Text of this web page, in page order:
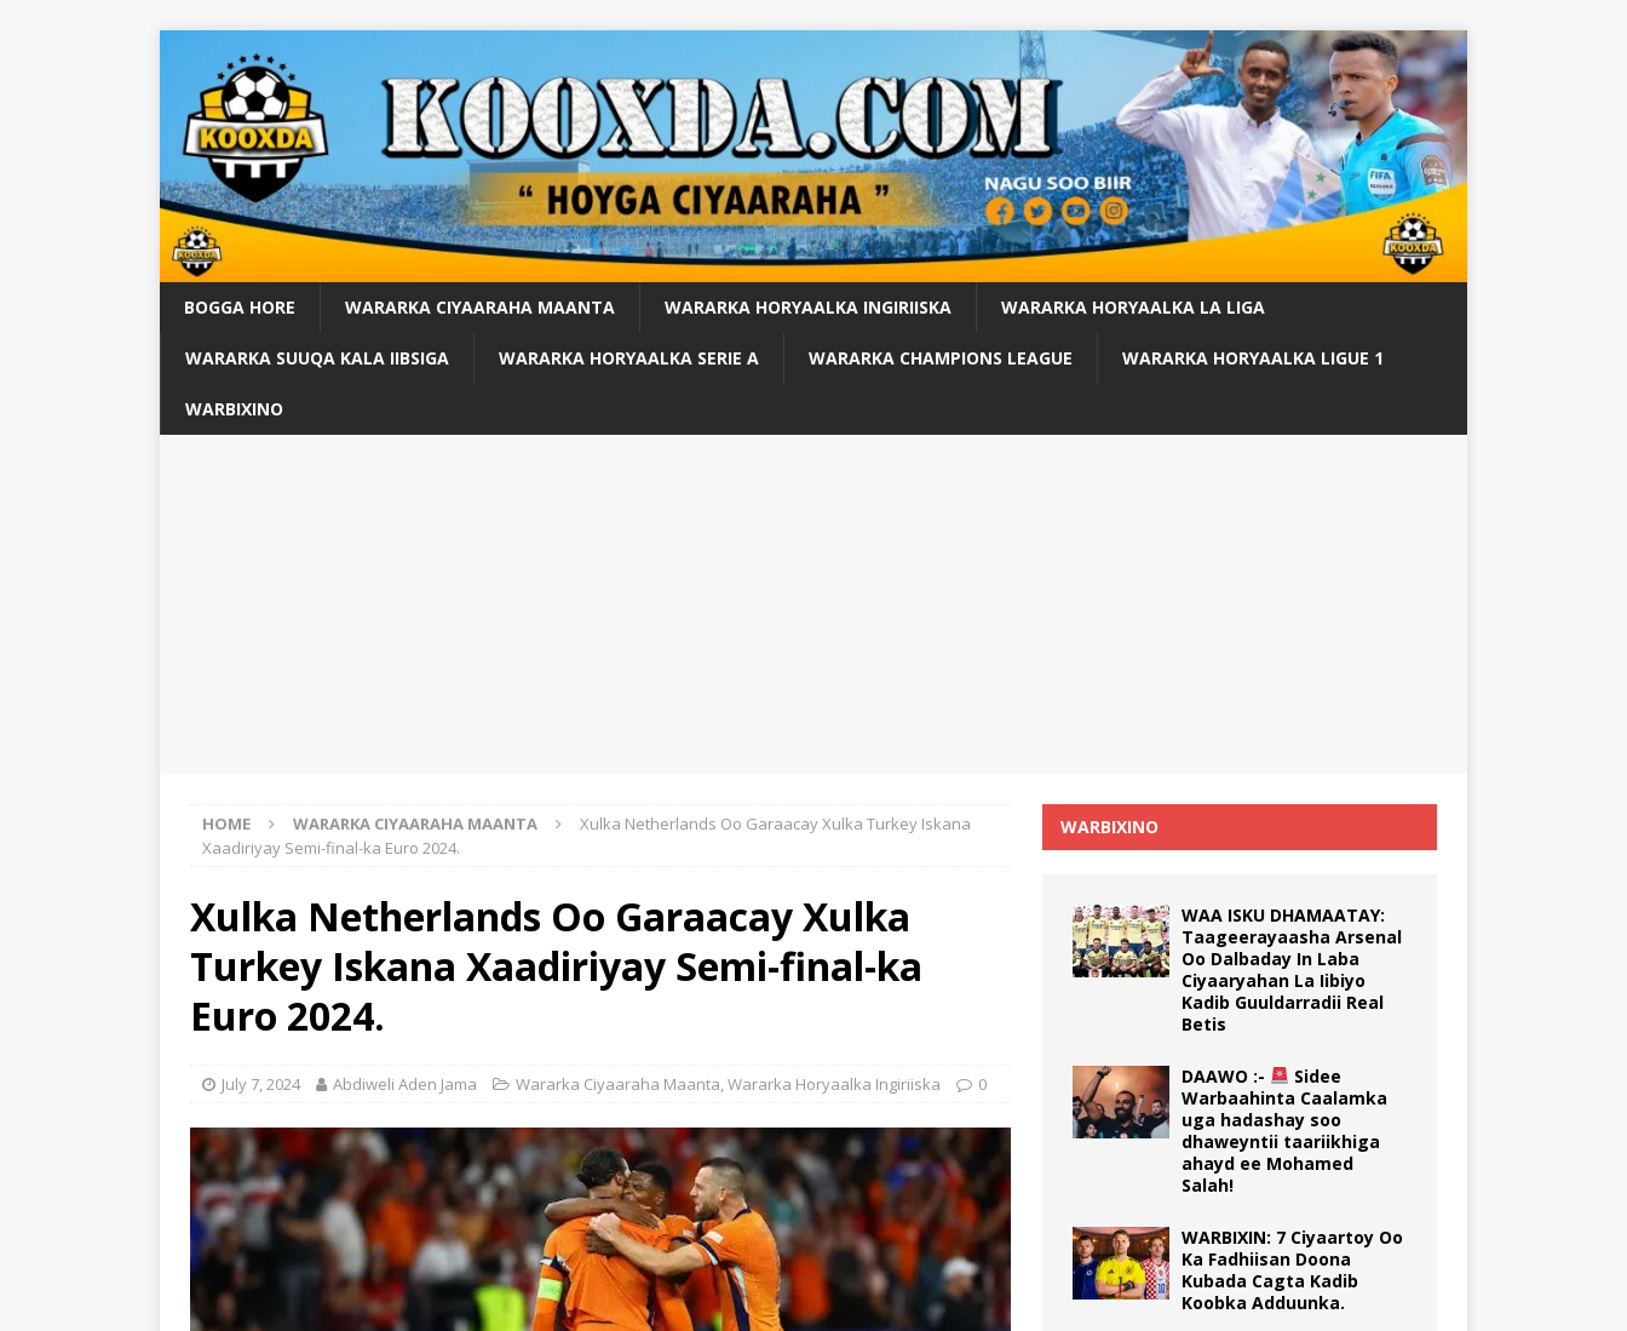
BOGGA HORE WARARKA CIYAARAHA MAANTA WARARKA HORYAALKA INGIRIISKA WARARKA HORYAALKA LA LIGA
WARARKA SUUQA KALA IIBSIGA WARARKA HORYAALKA SERIE A WARARKA CHAMPIONS LEAGUE WARARKA HORYAALKA LIGUE 1
WARBIXINO
HOME WARARKA CIYAARAHA MAANTA
Xulka Netherlands Oo Garaacay Xulka Turkey Iskana
Xaadiriyay Semi-final-ka Euro 2024.
Xulka Netherlands Oo Garaacay Xulka
Turkey Iskana Xaadiriyay Semi-final-ka
Euro 2024.
July 7, 2024 Abdiweli Aden Jama Wararka Ciyaaraha Maanta Wararka Horyaalka Ingiriiska 0
WARBIXINO
WAA ISKU DHAMAATAY:
Taageerayaasha Arsenal
Oo Dalbaday In Laba
Ciyaaryahan La Iibiyo
Kadib Guuldarradii Real
Betis
DAAWO :-
Sidee
Warbaahinta Caalamka
uga hadashay soo
dhaweyntii taariikhiga
ahayd ee Mohamed
Salah!
WARBIXIN: 7 Ciyaartoy Oo
Ka Fadhiisan Doona
Kubada Cagta Kadib
Koobka Adduunka.